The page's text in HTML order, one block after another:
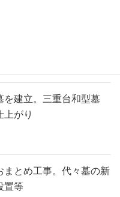
を建立。三重台和型墓
上がり
まとめ工事。代々墓の新
置等